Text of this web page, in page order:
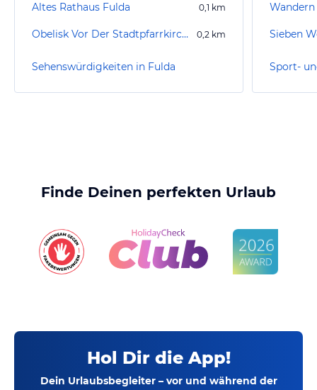
Altes Rathaus Fulda 0,1 km
Obelisk Vor Der Stadtpfarrkirche St. Blasius 0,2 km
Sehenswürdigkeiten in Fulda
Sieben
Sport-
Finde Deinen perfekten Urlaub
Hol Dir die App!
Dein Urlaubsbegleiter – vor und während der